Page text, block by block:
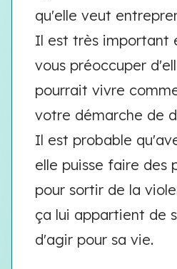
qu'elle veut
Il est très important
vous préoccuper
pourrait vivre
votre démarche de
Il est probable
elle puisse faire des
pour sortir de la
ça lui appartient de
d'agir pour sa vie.